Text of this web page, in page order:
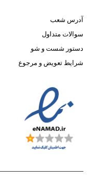
آدرس شعب
سوالات متداول
دستور شست و شو
شرایط تعویض و مرجوع